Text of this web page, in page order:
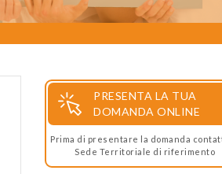
PRESENTA LA TUA
DOMANDA ONLINE
Prima di presentare la domanda
Sede Territoriale di riferimento